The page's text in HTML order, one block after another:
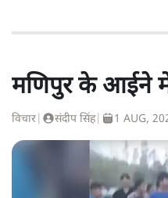
मणिपुर के आईने में
विचार संदीप सिंह| 1 AUG,